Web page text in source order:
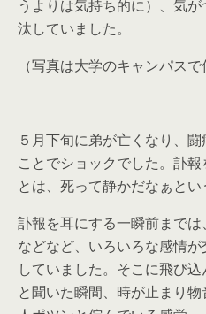
うよりは気持ち的に）、気
汰していました。
（写真は大学のキャンパスで
５月下旬に弟が亡くなり、
ことでショックでした。訃
とは、死って静かだなぁとい
訃報を耳にする一瞬前まで
などなど、いろいろな感情
していました。そこに飛び
と聞いた瞬間、時が止まり